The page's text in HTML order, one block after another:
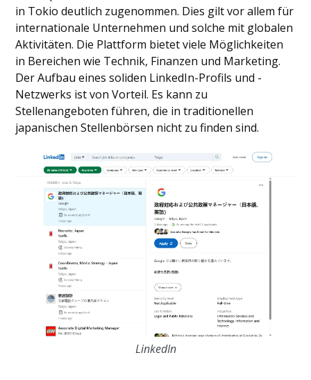
in Tokio deutlich zugenommen. Dies gilt vor allem für
internationale Unternehmen und solche mit globalen
Aktivitäten. Die Plattform bietet viele Möglichkeiten
in Bereichen wie Technik, Finanzen und Marketing.
Der Aufbau eines soliden LinkedIn-Profils und -
Netzwerks ist von Vorteil. Es kann zu
Stellenangeboten führen, die in traditionellen
japanischen Stellenbörsen nicht zu finden sind.
LinkedIn